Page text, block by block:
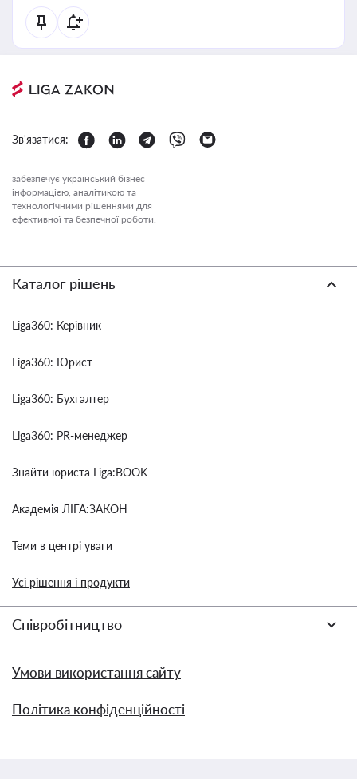
Зв'язатися:
забезпечує український бізнес
інформацією, аналітикою та
технологічними рішеннями для
ефективної та безпечної роботи.
Каталог рішень
Liga360: Керівник
Liga360: Юрист
Liga360: Бухгалтер
Liga360: PR-менеджер
Знайти юриста Liga:BOOK
Академія ЛІГА:ЗАКОН
Теми в центрі уваги
Усі рішення і продукти
Співробітництво
Умови використання сайту
Політика конфіденційності